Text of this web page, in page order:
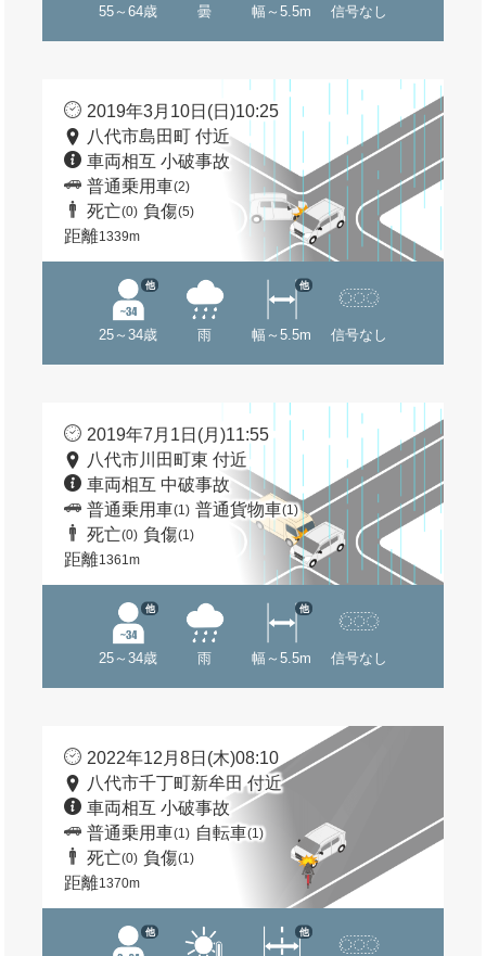
55～64歳 曇 幅～5.5m 信号なし
2019年3月10日(日)10:25
八代市島田町 付近
車両相互 小破事故
普通乗用車(2)
死亡(0) 負傷(5)
距離1339m
25～34歳
他
雨 幅～5.5m
他
信号なし
2019年7月1日(月)11:55
八代市川田町東 付近
車両相互 中破事故
普通乗用車(1) 普通貨物車(1)
死亡(0) 負傷(1)
距離1361m
25～34歳
他
雨 幅～5.5m
他
信号なし
2022年12月8日(木)08:10
八代市千丁町新牟田 付近
車両相互 小破事故
普通乗用車(1) 自転車(1)
死亡(0) 負傷(1)
距離1370m
他 他